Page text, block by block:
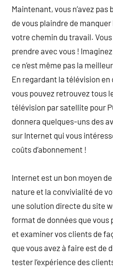
Maintenant, vous n’avez
de vous plaindre de
votre chemin du travail.
prendre avec vous !
ce n’est même pas la
En regardant la télévision
vous pouvez retrouvez tous
télévision par satellite pour
donnera quelques-uns des
sur Internet qui vous
coûts d’abonnement !
Internet est un bon moyen
nature et la convivialité de
une solution directe du site
format de données que
et examiner vos clients de
que vous avez à faire est de
tester l’expérience des